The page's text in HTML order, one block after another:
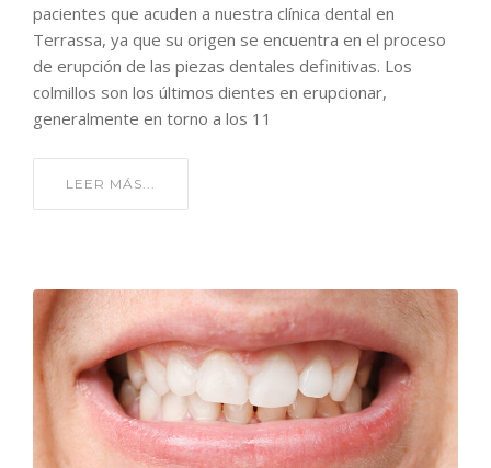
pacientes que acuden a nuestra clínica dental en
Terrassa, ya que su origen se encuentra en el proceso
de erupción de las piezas dentales definitivas. Los
colmillos son los últimos dientes en erupcionar,
generalmente en torno a los 11
LEER MÁS...